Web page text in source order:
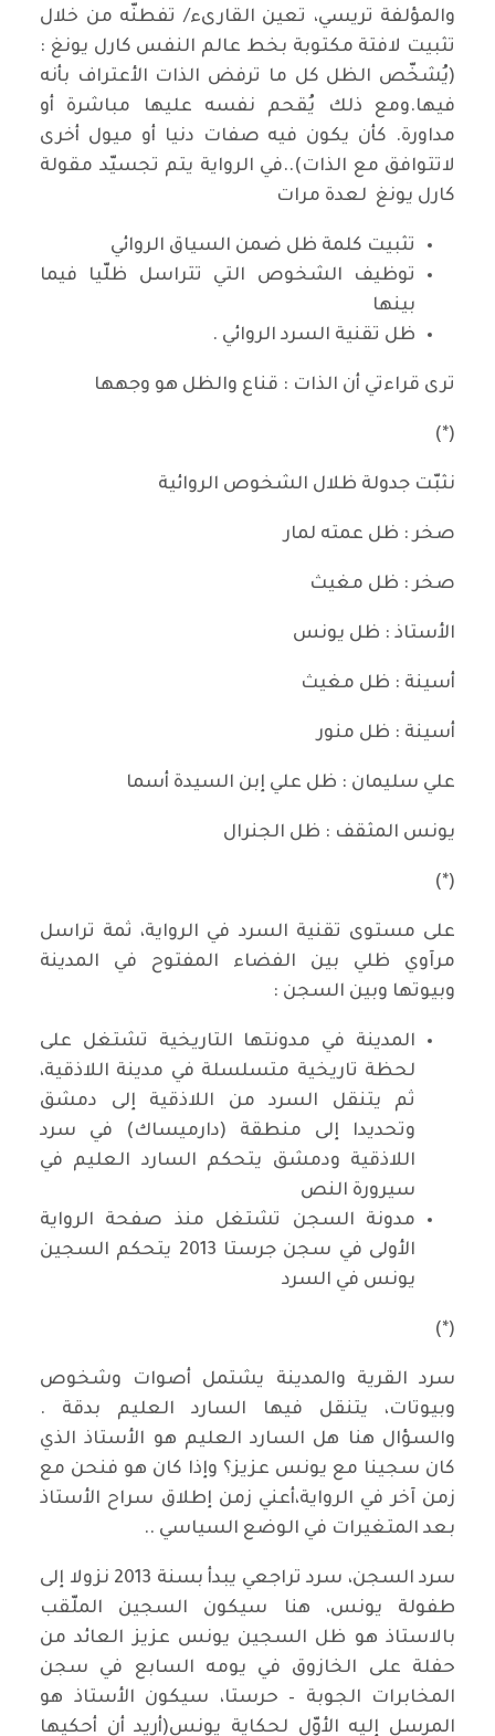
والمؤلفة تريسي، تعين القارىء/ تفطنّه من خلال
تثبيت لافتة مكتوبة بخط عالم النفس كارل يونغ :
(يُشخّص الظل كل ما ترفض الذات الأعتراف بأنه
فيها.ومع ذلك يُقحم نفسه عليها مباشرة أو
مداورة. كأن يكون فيه صفات دنيا أو ميول أخرى
لاتتوافق مع الذات)..في الرواية يتم تجسيّد مقولة
كارل يونغ لعدة مرات
تثبيت كلمة ظل ضمن السياق الروائي
توظيف الشخوص التي تتراسل ظلّيا فيما
بينها
ظل تقنية السرد الروائي .
ترى قراءتي أن الذات : قناع والظل هو وجهها
(*)
نثبّت جدولة ظلال الشخوص الروائية
صخر : ظل عمته لمار
صخر : ظل مغيث
الأستاذ : ظل يونس
أسينة : ظل مغيث
أسينة : ظل منور
علي سليمان : ظل علي إبن السيدة أسما
يونس المثقف : ظل الجنرال
(*)
على مستوى تقنية السرد في الرواية، ثمة تراسل
مرآوي ظلي بين الفضاء المفتوح في المدينة
وبيوتها وبين السجن :
المدينة في مدونتها التاريخية تشتغل على
لحظة تاريخية متسلسلة في مدينة اللاذقية،
ثم يتنقل السرد من اللاذقية إلى دمشق
وتحديدا إلى منطقة (دارميساك) في سرد
اللاذقية ودمشق يتحكم السارد العليم في
سيرورة النص
مدونة السجن تشتغل منذ صفحة الرواية
الأولى في سجن جرستا 2013 يتحكم السجين
يونس في السرد
(*)
سرد القرية والمدينة يشتمل أصوات وشخوص
وبيوتات، يتنقل فيها السارد العليم بدقة .
والسؤال هنا هل السارد العليم هو الأستاذ الذي
كان سجينا مع يونس عزيز؟ وإذا كان هو فنحن مع
زمن آخر في الرواية،أعني زمن إطلاق سراح الأستاذ
بعد المتغيرات في الوضع السياسي ..
سرد السجن، سرد تراجعي يبدأ بسنة 2013 نزولا إلى
طفولة يونس، هنا سيكون السجين الملّقب
بالاستاذ هو ظل السجين يونس عزيز العائد من
حفلة على الخازوق في يومه السابع في سجن
المخابرات الجوبة – حرستا، سيكون الأستاذ هو
المرسل إليه الأوّل لحكاية يونس(أريد أن أحكيها